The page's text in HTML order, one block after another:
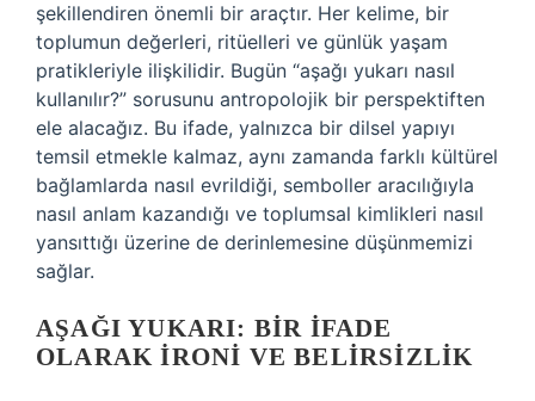
şekillendiren önemli bir araçtır. Her kelime, bir
toplumun değerleri, ritüelleri ve günlük yaşam
pratikleriyle ilişkilidir. Bugün “aşağı yukarı nasıl
kullanılır?” sorusunu antropolojik bir perspektiften
ele alacağız. Bu ifade, yalnızca bir dilsel yapıyı
temsil etmekle kalmaz, aynı zamanda farklı kültürel
bağlamlarda nasıl evrildiği, semboller aracılığıyla
nasıl anlam kazandığı ve toplumsal kimlikleri nasıl
yansıttığı üzerine de derinlemesine düşünmemizi
sağlar.
AŞAĞI YUKARI: BIR İFADE
OLARAK İRONI VE BELIRSIZLIK